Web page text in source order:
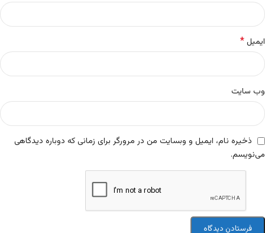
ایمیل*
وب‌ سایت
ذخیره نام، ایمیل و وبسایت من در مرورگر برای زمانی که دوباره دیدگاهی
می‌نویسم.